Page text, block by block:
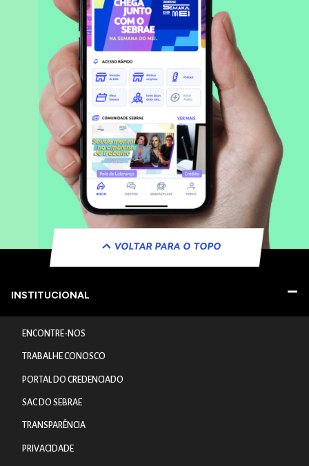
VOLTAR PARA O TOPO
INSTITUCIONAL
ENCONTRE-NOS
TRABALHE CONOSCO
PORTAL DO CREDENCIADO
SAC DO SEBRAE
TRANSPARÊNCIA
PRIVACIDADE